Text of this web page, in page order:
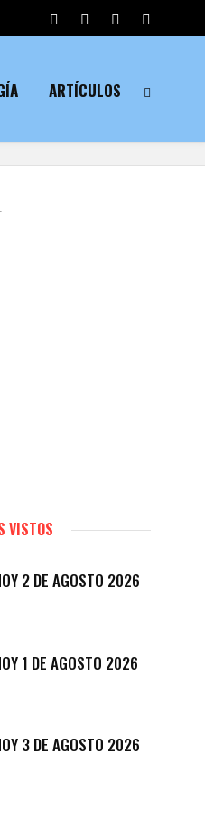
ARTÍCULOS
VISTOS
2 DE AGOSTO 2026
1 DE AGOSTO 2026
3 DE AGOSTO 2026